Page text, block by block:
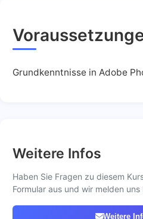
Grundkenntnisse in Adobe
Weitere Infos
Haben Sie Fragen zu diesem
Formular aus und wir melden uns
Weitere